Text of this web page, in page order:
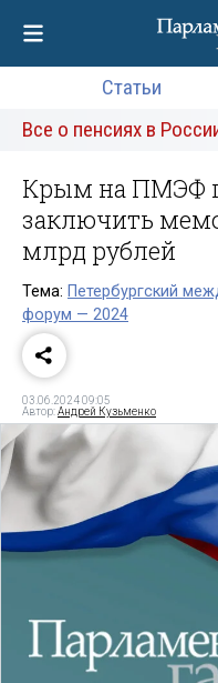
Статьи
Все о пенсиях в
Крым на ПМЭФ
заключить
млрд рублей
Тема: Петербургский
форум — 2024
03.06.2024 09:05
Автор:Андрей Кузьменко